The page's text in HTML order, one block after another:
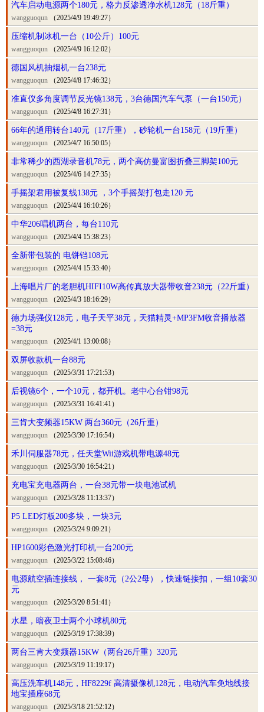
汽车启动电源两个180元，格力反渗透净水机128元（18斤重）
wangguoqun （2025/4/9 19:49:27）
压缩机制冰机一台（10公斤）100元
wangguoqun （2025/4/9 16:12:02）
德国风机抽烟机一台238元
wangguoqun （2025/4/8 17:46:32）
准直仪多角度调节反光镜138元，3台德国汽车气泵（一台150元）
wangguoqun （2025/4/8 16:27:31）
66年的通用转台140元（17斤重），砂轮机一台158元（19斤重）
wangguoqun （2025/4/7 16:50:05）
非常稀少的西湖录音机78元，两个高仿曼富图折叠三脚架100元
wangguoqun （2025/4/6 14:27:35）
手摇架君用被复线138元 ，3个手摇架打包走120 元
wangguoqun （2025/4/4 16:10:26）
中华206唱机两台，每台110元
wangguoqun （2025/4/4 15:38:23）
全新带包装的 电饼铛108元
wangguoqun （2025/4/4 15:33:40）
上海唱片厂的老胆机HIFI10W高传真放大器带收音238元（22斤重）
wangguoqun （2025/4/3 18:16:29）
德力场强仪128元，电子天平38元，天猫精灵+MP3FM收音播放器
=38元
wangguoqun （2025/4/1 13:00:08）
双屏收款机一台88元
wangguoqun （2025/3/31 17:21:53）
后视镜6个，一个10元，都开机。老中心台钳98元
wangguoqun （2025/3/31 16:41:41）
三肯大变频器15KW 两台360元（26斤重）
wangguoqun （2025/3/30 17:16:54）
禾川伺服器78元，任天堂Wii游戏机带电源48元
wangguoqun （2025/3/30 16:54:21）
充电宝充电器两台，一台38元带一块电池试机
wangguoqun （2025/3/28 11:13:37）
P5 LED灯板200多块，一块3元
wangguoqun （2025/3/24 9:09:21）
HP1600彩色激光打印机一台200元
wangguoqun （2025/3/22 15:08:46）
电源航空插连接线， 一套8元（2公2母），快速链接扣，一组10套30
元
wangguoqun （2025/3/20 8:51:41）
水星，暗夜卫士两个小球机80元
wangguoqun （2025/3/19 17:38:39）
两台三肯大变频器15KW（两台26斤重）320元
wangguoqun （2025/3/19 11:19:17）
高压洗车机148元，HF8229f 高清摄像机128元，电动汽车免地线接
地宝插座68元
wangguoqun （2025/3/18 21:52:12）